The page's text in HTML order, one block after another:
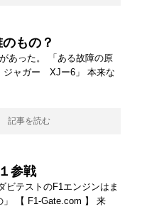
もの？
あった。 「ある故障の原
ャガー XJー6」 本来な
記事を読む
参戦
ビテストのF1エンジンはま
」 【 F1-Gate.com 】 来